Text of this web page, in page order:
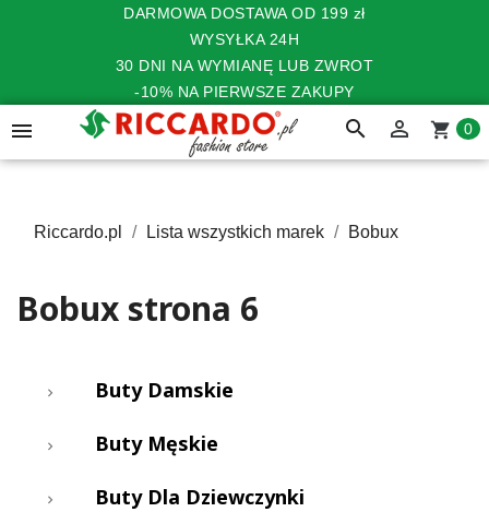
DARMOWA DOSTAWA OD 199 zł
WYSYŁKA 24H
30 DNI NA WYMIANĘ LUB ZWROT
-10% NA PIERWSZE ZAKUPY
 search  shopping_cart 0
Riccardo.pl Lista wszystkich marek Bobux
Bobux strona 6
Buty Damskie
Buty Męskie
Buty Dla Dziewczynki